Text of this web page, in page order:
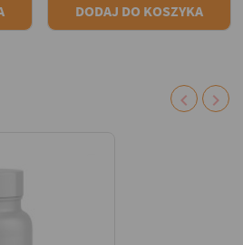
DODAJ DO KOSZYKA
chevron_right
chevron_left